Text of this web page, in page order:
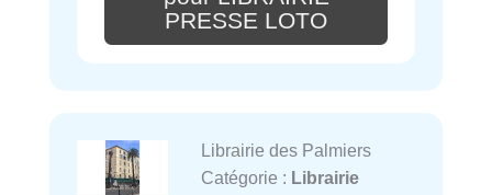
PRESSE LOTO
Librairie des Palmiers
Catégorie : Librairie